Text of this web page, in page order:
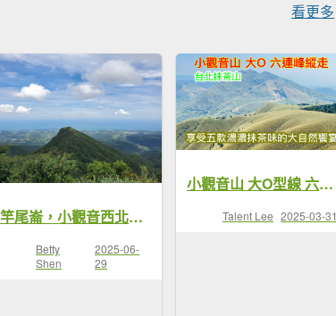
看更多
竿尾崙，小觀音西北峰，大屯溪古道O走
Betty
Shen
2025-06-
29
小觀音山 大O型線 六連峰縱走 台北抹茶山 享受五款濃濃抹茶味的大自然饗宴 超療癒絕美景色
Talent Lee 2025-03-31